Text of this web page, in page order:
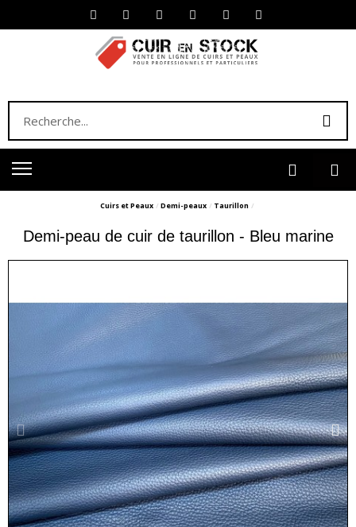
Cuirs et Peaux Demi-peaux Taurillon
Demi-peau de cuir de taurillon - Bleu marine